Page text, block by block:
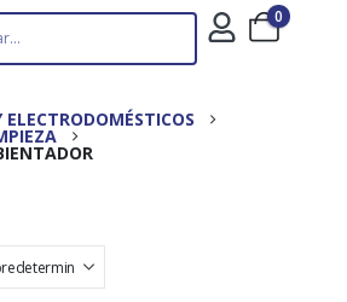
0
ELECTRODOMÉSTICOS